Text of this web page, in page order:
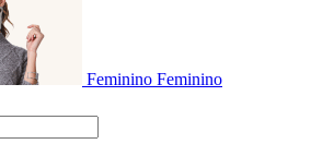
Feminino Feminino